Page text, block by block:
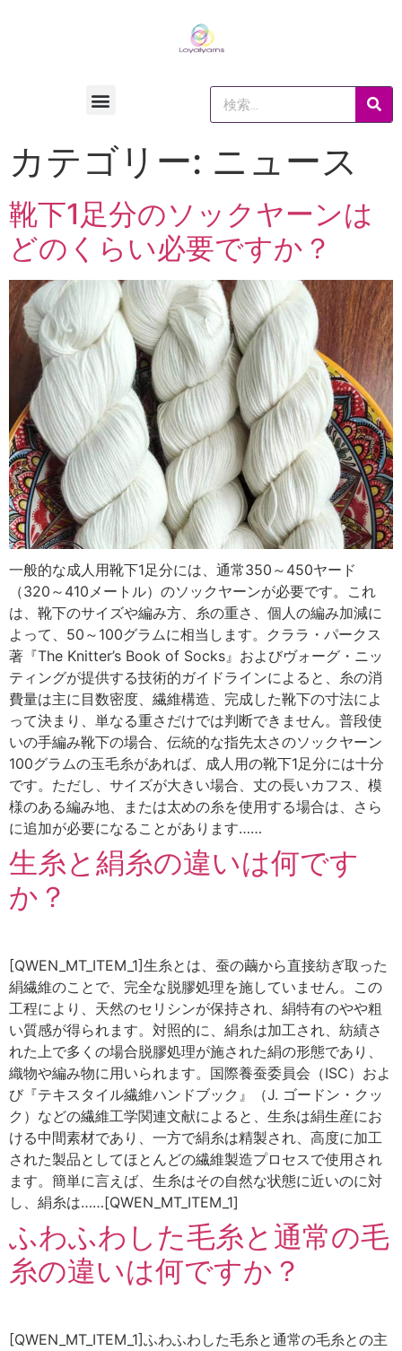
カテゴリー: ニュース
靴下1足分のソックヤーンは
どのくらい必要ですか？
一般的な成人用靴下1足分には、通常350～450ヤード
（320～410メートル）のソックヤーンが必要です。これ
は、靴下のサイズや編み方、糸の重さ、個人の編み加減に
よって、50～100グラムに相当します。クララ・パークス
著『The Knitter’s Book of Socks』およびヴォーグ・ニッ
ティングが提供する技術的ガイドラインによると、糸の消
費量は主に目数密度、繊維構造、完成した靴下の寸法によ
って決まり、単なる重さだけでは判断できません。普段使
いの手編み靴下の場合、伝統的な指先太さのソックヤーン
100グラムの玉毛糸があれば、成人用の靴下1足分には十分
です。ただし、サイズが大きい場合、丈の長いカフス、模
様のある編み地、または太めの糸を使用する場合は、さら
に追加が必要になることがあります……
生糸と絹糸の違いは何です
か？
[QWEN_MT_ITEM_1]生糸とは、蚕の繭から直接紡ぎ取った
絹繊維のことで、完全な脱膠処理を施していません。この
工程により、天然のセリシンが保持され、絹特有のやや粗
い質感が得られます。対照的に、絹糸は加工され、紡績さ
れた上で多くの場合脱膠処理が施された絹の形態であり、
織物や編み物に用いられます。国際養蚕委員会（ISC）およ
び『テキスタイル繊維ハンドブック』（J. ゴードン・クッ
ク）などの繊維工学関連文献によると、生糸は絹生産にお
ける中間素材であり、一方で絹糸は精製され、高度に加工
された製品としてほとんどの繊維製造プロセスで使用され
ます。簡単に言えば、生糸はその自然な状態に近いのに対
し、絹糸は……[QWEN_MT_ITEM_1]
ふわふわした毛糸と通常の毛
糸の違いは何ですか？
[QWEN_MT_ITEM_1]ふわふわした毛糸と通常の毛糸との主